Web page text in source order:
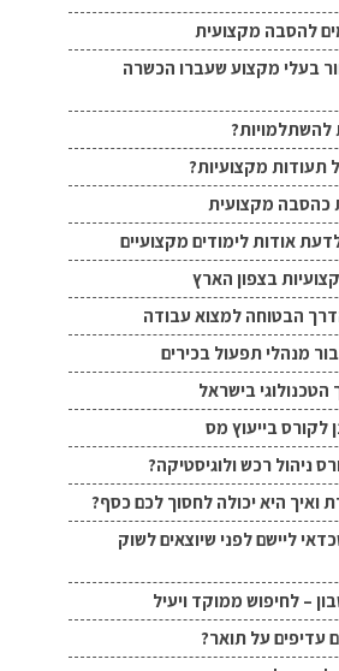
להסבה מקצועית
בעלי מקצוע שעברו הכשרה
תעודות מקצועיות?
כהסבה מקצועית
אודות לימודים מקצועיים
בצפון הארץ
הבטוחה למצוא עבודה
מנהלי תפעול בכירים
הטכנולוגי בישראל
ניהול רכש ולוגיסטיקה?
ואיך היא יכולה לחסוך לכם כסף?
ליישם לפני שיוצאים לשוק
– לחיפוש ממוקד ויעיל
עדיפים על תואר?